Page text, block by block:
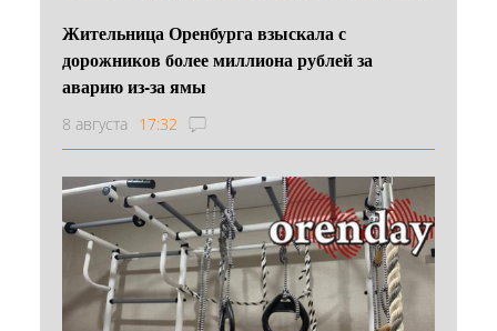
Жительница Оренбурга взыскала с
дорожников более миллиона рублей за
аварию из-за ямы
8 августа 17:32